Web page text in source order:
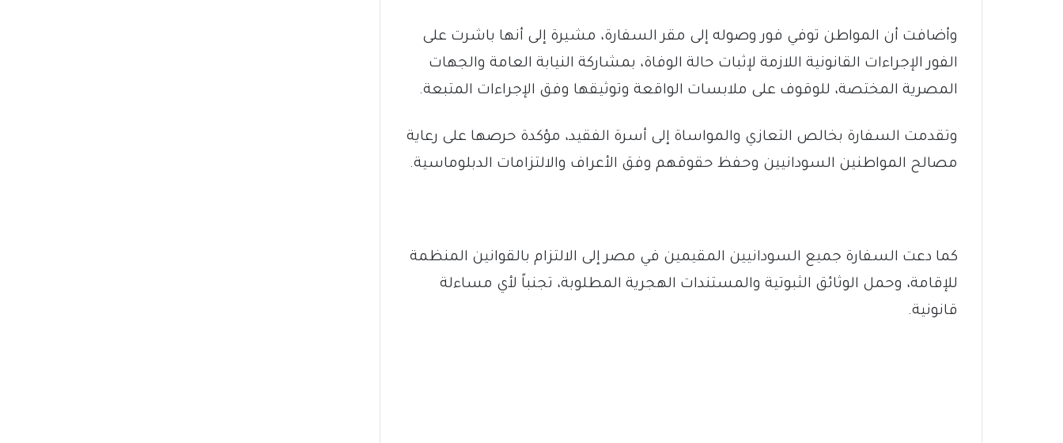
وأضافت أن المواطن توفي فور وصوله إلى مقر السفارة، مشيرة إلى أنها باشرت على
الفور الإجراءات القانونية اللازمة لإثبات حالة الوفاة، بمشاركة النيابة العامة والجهات
المصرية المختصة، للوقوف على ملابسات الواقعة وتوثيقها وفق الإجراءات المتبعة.
وتقدمت السفارة بخالص التعازي والمواساة إلى أسرة الفقيد، مؤكدة حرصها على رعاية
مصالح المواطنين السودانيين وحفظ حقوقهم وفق الأعراف والالتزامات الدبلوماسية.
كما دعت السفارة جميع السودانيين المقيمين في مصر إلى الالتزام بالقوانين المنظمة
للإقامة، وحمل الوثائق الثبوتية والمستندات الهجرية المطلوبة، تجنباً لأي مساءلة
قانونية.